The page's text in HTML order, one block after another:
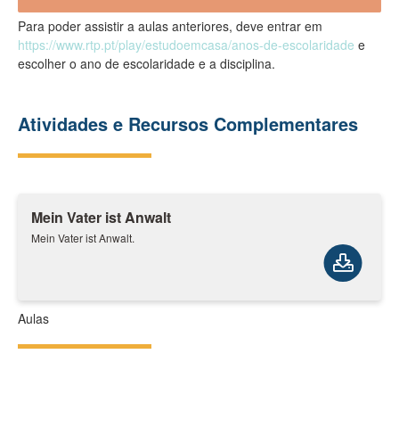
Para poder assistir a aulas anteriores, deve entrar em
https://www.rtp.pt/play/estudoemcasa/anos-de-escolaridade e
escolher o ano de escolaridade e a disciplina.
Atividades e Recursos Complementares
Mein Vater ist Anwalt
Mein Vater ist Anwalt.
Aulas